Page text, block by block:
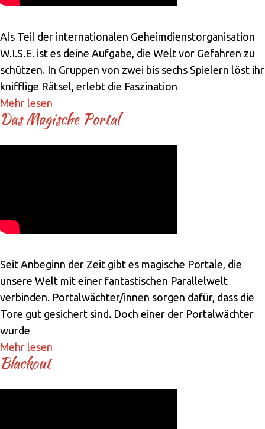
Als Teil der internationalen Geheimdienstorganisation
W.I.S.E. ist es deine Aufgabe, die Welt vor Gefahren zu
schützen. In Gruppen von zwei bis sechs Spielern löst ihr
knifflige Rätsel, erlebt die Faszination
Mehr lesen
Das Magische Portal
Seit Anbeginn der Zeit gibt es magische Portale, die
unsere Welt mit einer fantastischen Parallelwelt
verbinden. Portalwächter/innen sorgen dafür, dass die
Tore gut gesichert sind. Doch einer der Portalwächter
wurde
Mehr lesen
Blackout